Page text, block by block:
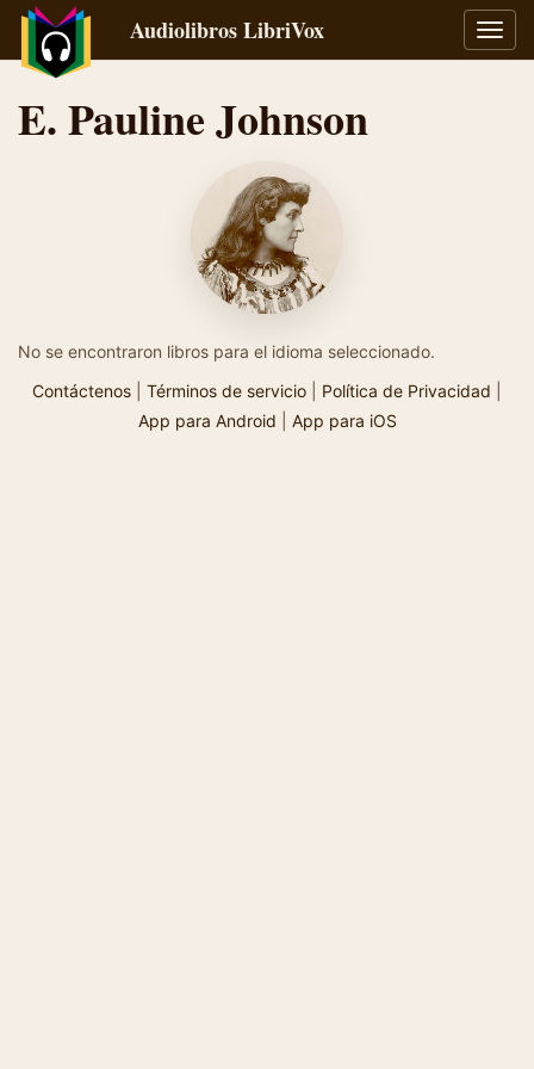
Audiolibros LibriVox
E. Pauline Johnson
No se encontraron libros para el idioma seleccionado.
Contáctenos
Términos de servicio Política de Privacidad
App para Android
App para iOS